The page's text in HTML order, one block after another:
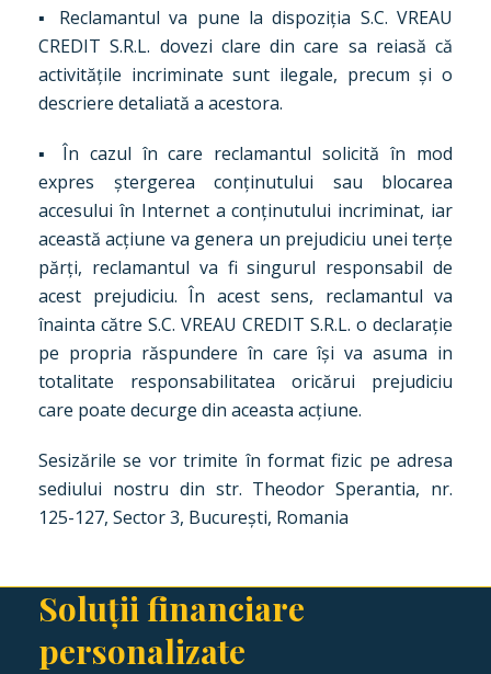
▪ Reclamantul va pune la dispoziția S.C. VREAU
CREDIT S.R.L. dovezi clare din care sa reiasă că
activitățile incriminate sunt ilegale, precum și o
descriere detaliată a acestora.
▪ În cazul în care reclamantul solicită în mod
expres ștergerea conținutului sau blocarea
accesului în Internet a conținutului incriminat, iar
această acțiune va genera un prejudiciu unei terțe
părți, reclamantul va fi singurul responsabil de
acest prejudiciu. În acest sens, reclamantul va
înainta către S.C. VREAU CREDIT S.R.L. o declarație
pe propria răspundere în care își va asuma in
totalitate responsabilitatea oricărui prejudiciu
care poate decurge din aceasta acțiune.
Sesizările se vor trimite în format fizic pe adresa
sediului nostru din str. Theodor Sperantia, nr.
125-127, Sector 3, București, Romania
Soluții financiare
personalizate